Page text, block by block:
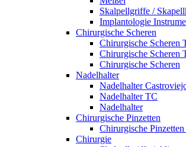
Skalpellgriffe /
Implantologie
Chirurgische Scheren
Chirurgische Scheren
Chirurgische Scheren
Chirurgische Scheren
Nadelhalter
Nadelhalter
Nadelhalter TC
Nadelhalter
Chirurgische Pinzetten
Chirurgische
Chirurgie